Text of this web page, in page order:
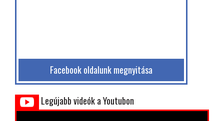
Facebook oldalunk megnyitása
Legújabb videók a Youtubon